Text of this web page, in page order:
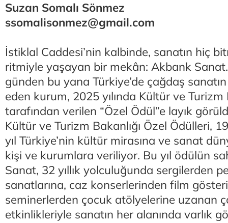
Suzan Somalı Sönmez
ssomalisonmez@gmail.com
İstiklal Caddesi’nin kalbinde, sanatın hiç
ritmiyle yaşayan bir mekân: Akbank
günden bu yana Türkiye’de çağdaş
eden kurum, 2025 yılında Kültür ve Turizm
tarafından verilen “Özel Ödül”e layık
Kültür ve Turizm Bakanlığı Özel Ödülleri,
yıl Türkiye’nin kültür mirasına ve sanat
kişi ve kurumlara veriliyor. Bu yıl ödülün
Sanat, 32 yıllık yolculuğunda sergilerden
sanatlarına, caz konserlerinden film
seminerlerden çocuk atölyelerine uzanan
etkinlikleriyle sanatın her alanında varlık